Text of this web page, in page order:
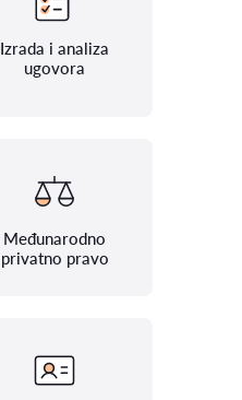
Izrada i analiza
ugovora
Međunarodno
privatno pravo